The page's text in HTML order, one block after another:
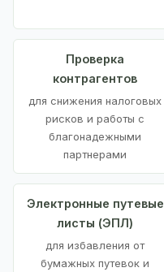
Проверка
контрагентов
для снижения налоговых
рисков и работы с
благонадежными
партнерами
Электронные путевые
листы (ЭПЛ)
для избавления от
бумажных путевок и